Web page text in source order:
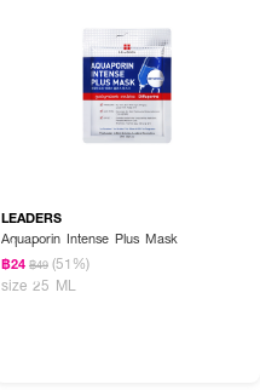
LEADERS
Aquaporin Intense Plus Mask
฿24 ฿49 (51%)
size 25 ML